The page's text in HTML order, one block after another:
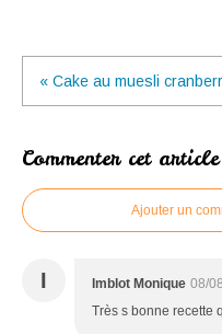
« Cake au muesli
Commenter cet article
Ajouter un
I Imblot Monique 08/
Très s bonne recette